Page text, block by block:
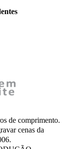
de comprimento.
cenas da